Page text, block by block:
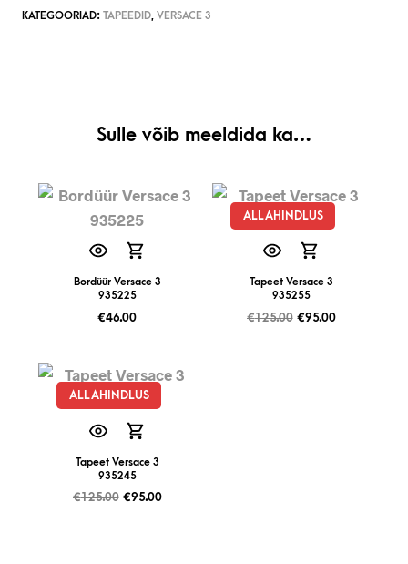
KATEGOORIAD: TAPEEDID, VERSACE 3
Sulle võib meeldida ka…
Bordüür Versace 3
935225
€46.00
ALLAHINDLUS
Tapeet Versace 3
935255
€125.00 €95.00
ALLAHINDLUS
Tapeet Versace 3
935245
€125.00 €95.00